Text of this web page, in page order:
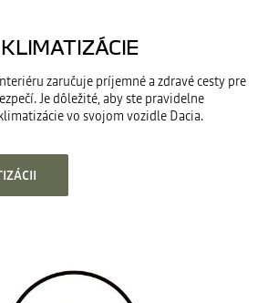
zaručuje príjemné a zdravé cesty pre
Je dôležité, aby ste pravidelne
vo svojom vozidle Dacia.